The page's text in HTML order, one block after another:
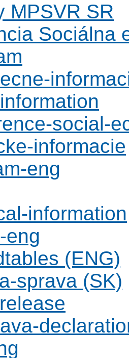
MPSVR SR
Sociálna
social-
informacie
eng
information
eng
(ENG)
sprava (SK)